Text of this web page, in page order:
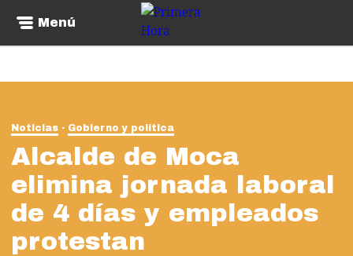
Menú
Noticias Gobierno y política
Alcalde de Moca
elimina jornada laboral
de 4 días y empleados
protestan